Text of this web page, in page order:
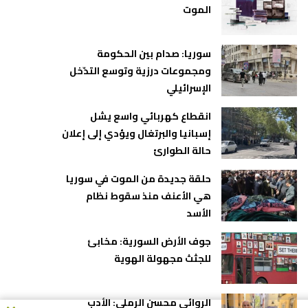
الموت
سوريا: صدام بين الحكومة
ومجموعات درزية وتوسع التدّخل
الإسرائيلي
انقطاع كهربائي واسع يشل
إسبانيا والبرتغال ويؤدي إلى إعلان
حالة الطوارئ
حلقة جديدة من الموت في سوريا
هي الأعنف منذ سقوط نظام
الأسد
جوف الأرض السورية: مخابئ
للجثث مجهولة الهوية
الروائي محسن الرملي: الأدب